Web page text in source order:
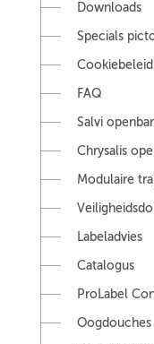
Downloads
Specials
Cookiebeleid
FAQ
Salvi
Chrysalis
Modulaire
Labeladvies
Catalogus
ProLabel
Oogdouches